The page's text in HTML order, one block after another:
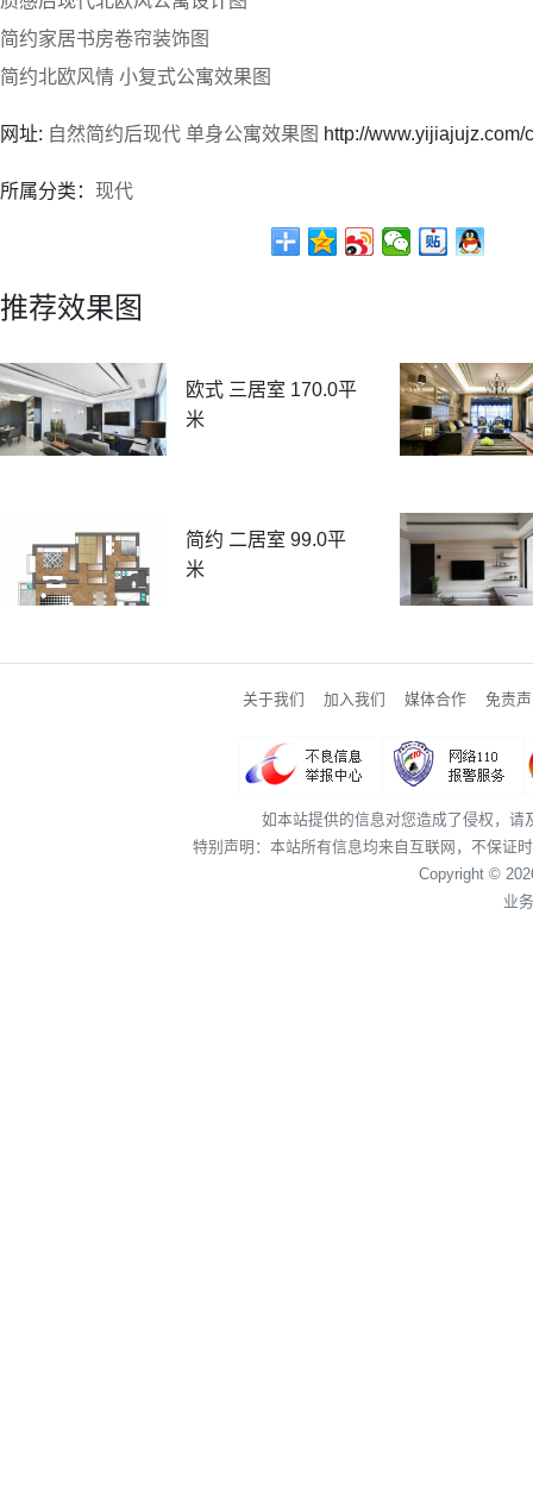
简约家居书房卷帘装饰图
简约北欧风情 小复式公寓效果图
网址: 自然简约后现代 单身公寓效果图 http://
所属分类： 现代
推荐效果图
欧式 三居室 170.0平
米
简约 二居室 99.0平
米
关于我们 加入我们 媒体合作 免责
如本站提供的信息对您造成了侵权，
特别声明：本站所有信息均来自互联网，不保证
Copyright ©
业